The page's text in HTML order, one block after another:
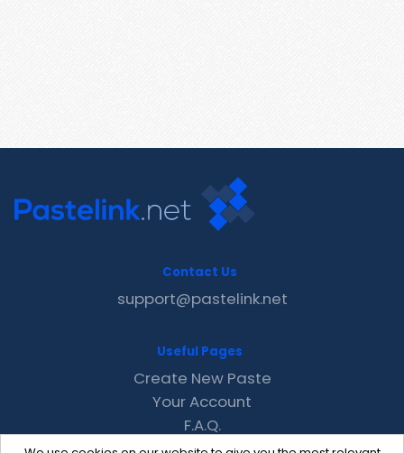
Contact Us
support@pastelink.net
Useful Pages
Create New Paste
Your Account
F.A.Q.
Recent